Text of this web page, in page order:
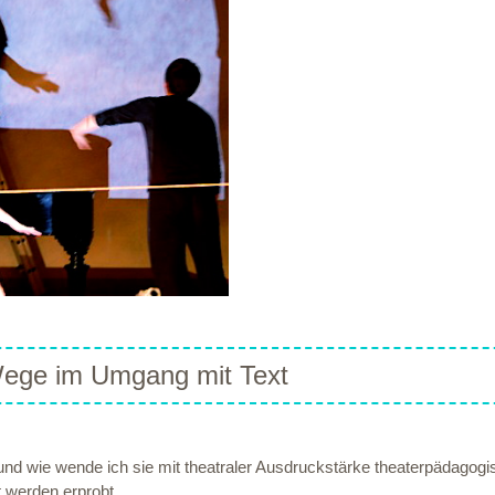
im Umgang mit Text
wie wende ich sie mit theatraler Ausdruckstärke